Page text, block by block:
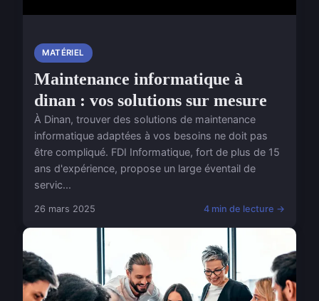
MATÉRIEL
Maintenance informatique à
dinan : vos solutions sur mesure
À Dinan, trouver des solutions de maintenance
informatique adaptées à vos besoins ne doit pas
être compliqué. FDI Informatique, fort de plus de 15
ans d'expérience, propose un large éventail de
servic...
26 mars 2025 4 min de lecture →